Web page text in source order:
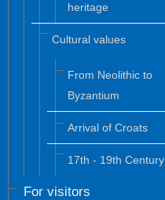
heritage
Cultural values
From Neolithic to
Byzantium
Arrival of Croats
17th - 19th Century
For visitors